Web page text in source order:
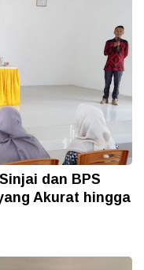
dan BPS
Akurat hingga